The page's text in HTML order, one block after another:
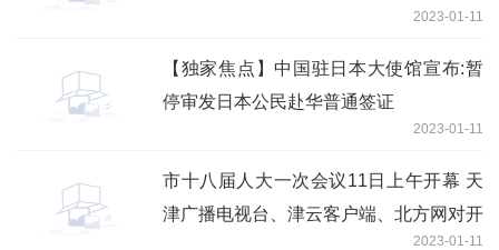
2023-01-11
【独家焦点】中国驻日本大使馆宣布:暂
停审发日本公民赴华普通签证
2023-01-11
市十八届人大一次会议11日上午开幕 天
津广播电视台、津云客户端、北方网对开
2023-01-11